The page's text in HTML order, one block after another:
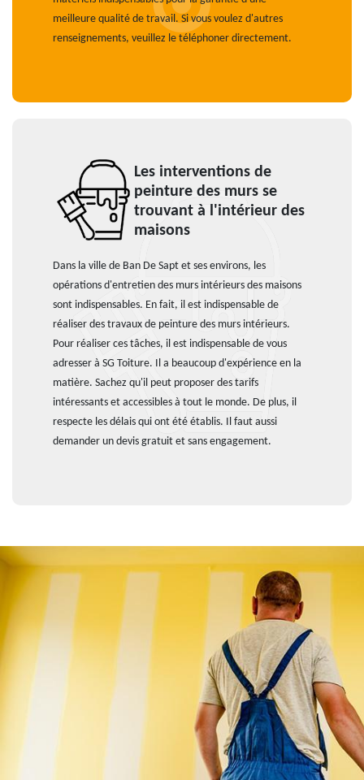
meilleure qualité de travail. Si vous voulez d'autres
renseignements, veuillez le téléphoner directement.
Les interventions de
peinture des murs se
trouvant à l'intérieur des
maisons
Dans la ville de Ban De Sapt et ses environs, les
opérations d'entretien des murs intérieurs des maisons
sont indispensables. En fait, il est indispensable de
réaliser des travaux de peinture des murs intérieurs.
Pour réaliser ces tâches, il est indispensable de vous
adresser à SG Toiture. Il a beaucoup d'expérience en la
matière. Sachez qu'il peut proposer des tarifs
intéressants et accessibles à tout le monde. De plus, il
respecte les délais qui ont été établis. Il faut aussi
demander un devis gratuit et sans engagement.